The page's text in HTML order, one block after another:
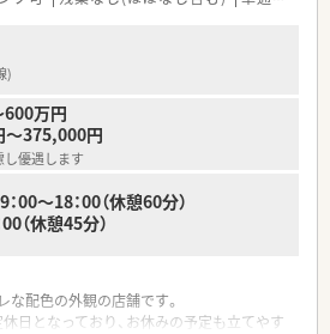
動はなく、キャリアやライフプランの希望に
て働ける環境作りをしております。
≫
レセプト用コンピュータ、POSレジ、在庫管
せ、
ータに処方内容を入力するだけで在庫情報
きるシステムなどを導入し、安全かつ、効率
な環境作りをしています。
科、皮膚科をメインに応需しており、薬剤
ーナーを設置しており、お子様連れの方でも
るような店舗作りです。
)
万円
～375,000円
優遇します
00～18：00（休憩60分）
（休憩45分）
な配色の外観の店舗です。
休日となっており、お休みの予定も立てやす